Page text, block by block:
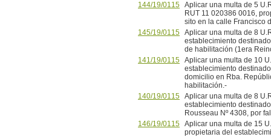
144/19/0115 Aplicar una multa de 5
RUT 11 020386 0016,
sito en la calle Francisco
145/19/0115 Aplicar una multa de 8
establecimiento
de habilitación (1era
141/19/0115 Aplicar una multa de 10
establecimiento
domicilio en Rba.
habilitación.-
140/19/0115 Aplicar una multa de 8
establecimiento
Rousseau Nº 4308, por
146/19/0115 Aplicar una multa de 15
propietaria del